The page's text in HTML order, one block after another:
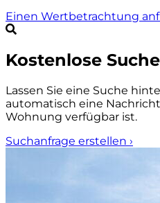
Einen Wertbetrachtung
Kostenlose Suche
Lassen Sie eine Suche
automatisch eine
Wohnung verfügbar ist.
Suchanfrage erstellen ›